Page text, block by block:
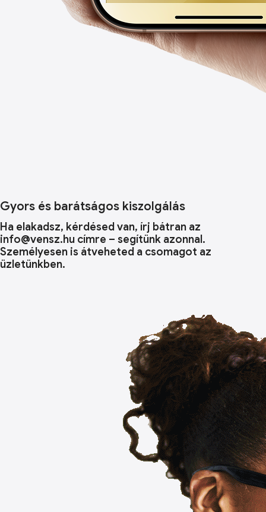
Gyors és barátságos kiszolgálás
Ha elakadsz, kérdésed van, írj bátran az
info@vensz.hu címre – segítünk azonnal.
Személyesen is átveheted a csomagot az
üzletünkben.